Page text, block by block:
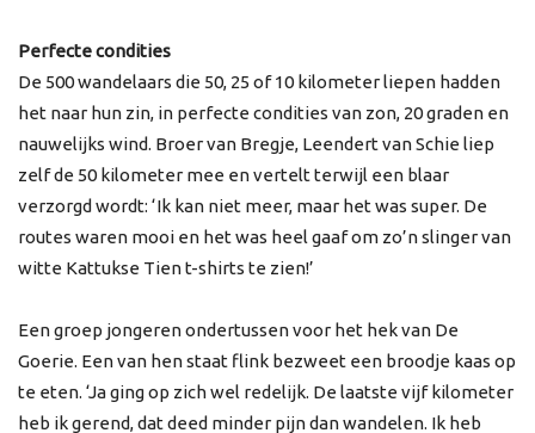
Perfecte condities
De 500 wandelaars die 50, 25 of 10 kilometer liepen hadden
het naar hun zin, in perfecte condities van zon, 20 graden en
nauwelijks wind. Broer van Bregje, Leendert van Schie liep
zelf de 50 kilometer mee en vertelt terwijl een blaar
verzorgd wordt: ‘Ik kan niet meer, maar het was super. De
routes waren mooi en het was heel gaaf om zo’n slinger van
witte Kattukse Tien t-shirts te zien!’
Een groep jongeren ondertussen voor het hek van De
Goerie. Een van hen staat flink bezweet een broodje kaas op
te eten. ‘Ja ging op zich wel redelijk. De laatste vijf kilometer
heb ik gerend, dat deed minder pijn dan wandelen. Ik heb